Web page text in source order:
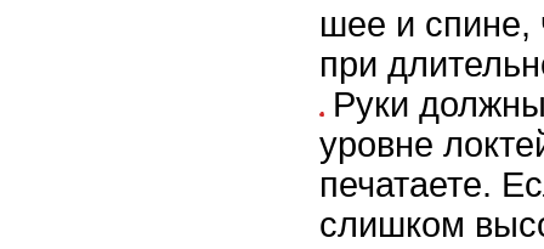
шее и спине,
при
Руки
уровне
печатаете.
слишком